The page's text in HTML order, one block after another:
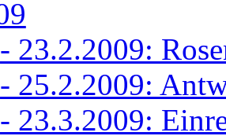
- 23.2.2009:
- 25.2.2009:
- 23.3.2009: